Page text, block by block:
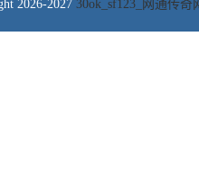
2026-2027 30ok_sf123_网通传奇